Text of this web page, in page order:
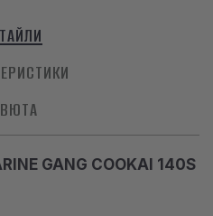
GANG COOKAI 140S